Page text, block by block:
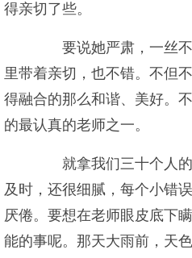
得亲切了些。
要说她严肃，一丝不
里带着亲切，也不错。不但
得融合的那么和谐、美好。
的最认真的老师之一。
就拿我们三十个人的
及时，还很细腻，每个小错
厌倦。要想在老师眼皮底下
能的事呢。那天大雨前，天